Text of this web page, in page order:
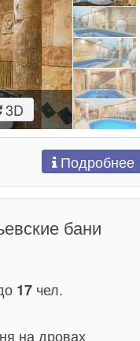
3D
Подробнее
бани
17 чел.
на дровах